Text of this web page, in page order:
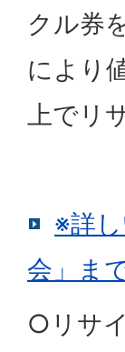
クル券
により
上でリ
※詳
会」ま
○リサ